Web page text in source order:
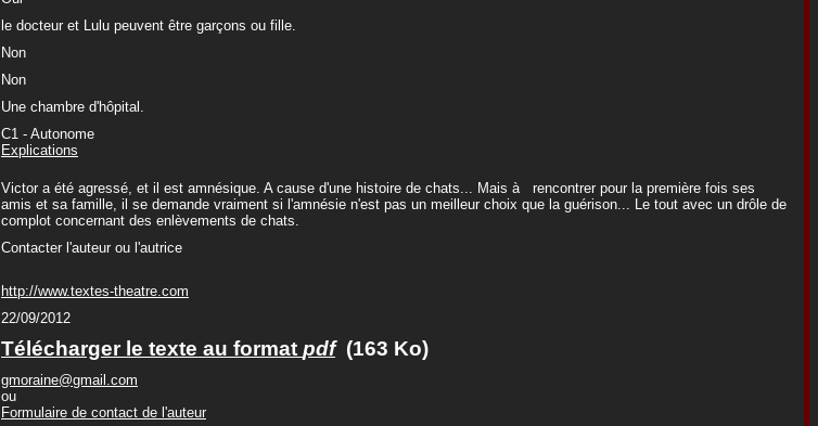
le docteur et Lulu peuvent être garçons ou fille.
Non
Non
Une chambre d'hôpital.
C1 - Autonome
Explications
Victor a été agressé, et il est amnésique. A cause d'une histoire de chats... Mais à rencontrer pour la première fois ses
amis et sa famille, il se demande vraiment si l'amnésie n'est pas un meilleur choix que la guérison... Le tout avec un drôle de
complot concernant des enlèvements de chats.
Contacter l'auteur ou l'autrice
http://www.textes-theatre.com
22/09/2012
Télécharger le texte au format pdf(163 Ko)
gmoraine@gmail.com
ou
Formulaire de contact de l'auteur